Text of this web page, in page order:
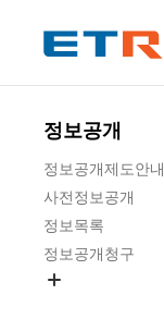
정보공개
정보공개제도안내
사전정보공개
정보목록
정보공개청구